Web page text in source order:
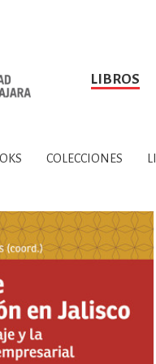
LIBROS
HISTORIA
DE LA
COLECCIONES